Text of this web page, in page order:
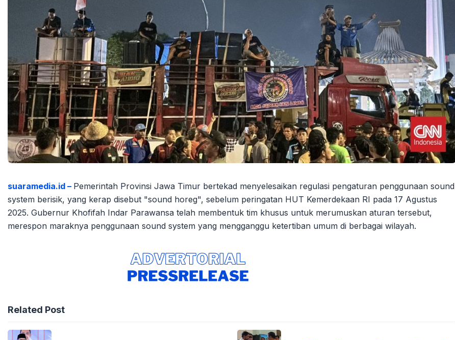
suaramedia.id – Pemerintah Provinsi Jawa Timur bertekad menyelesaikan regulasi pengaturan penggunaan sound
system berisik, yang kerap disebut "sound horeg", sebelum peringatan HUT Kemerdekaan RI pada 17 Agustus
2025. Gubernur Khofifah Indar Parawansa telah membentuk tim khusus untuk merumuskan aturan tersebut,
merespon maraknya penggunaan sound system yang mengganggu ketertiban umum di berbagai wilayah.
Related Post